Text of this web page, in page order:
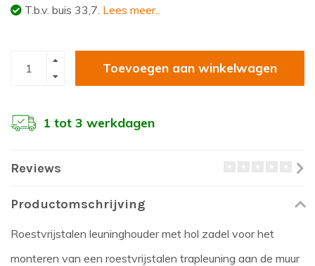
T.b.v. buis 33,7. Lees meer..
Toevoegen aan winkelwagen
1 tot 3 werkdagen
Reviews
Productomschrijving
Roestvrijstalen leuninghouder met hol zadel voor het
monteren van een roestvrijstalen trapleuning aan de muur